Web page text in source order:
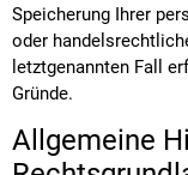
Speicherung Ihrer
oder
letztgenannten Fall
Gründe.
Allgemeine